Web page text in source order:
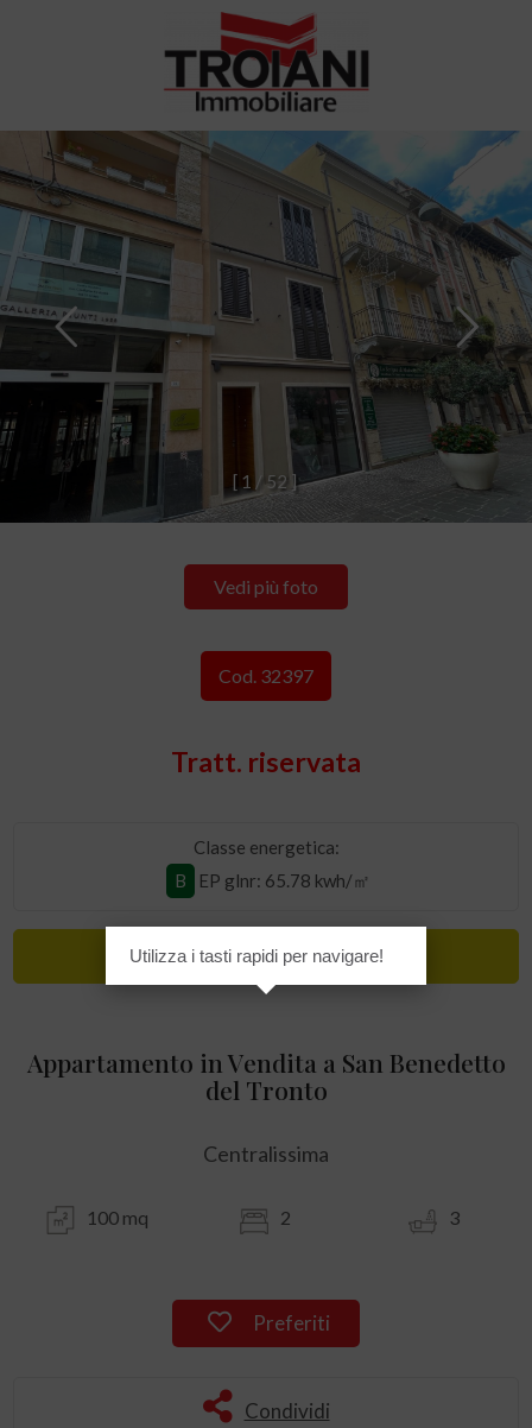
[ 1 / 52 ]
Vedi più foto
Cod. 32397
Tratt. riservata
Classe energetica:
B
EP glnr: 65.78 kwh/㎡
Lusso
Appartamento in Vendita a San Benedetto
del Tronto
Centralissima
100 mq 2 3
Preferiti
Condividi
Utilizza i tasti rapidi per navigare!